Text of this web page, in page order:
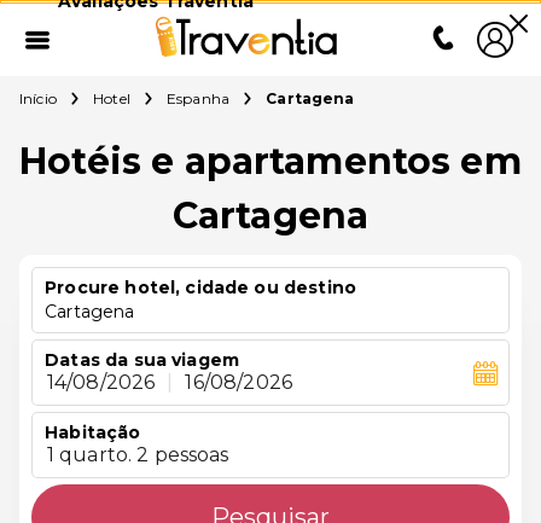
Início Hotel Espanha Cartagena
Hotéis e apartamentos em
Cartagena
Procure hotel, cidade ou destino
Cartagena
Datas da sua viagem
14/08/2026 16/08/2026
Habitação
1 quarto. 2 pessoas
Pesquisar